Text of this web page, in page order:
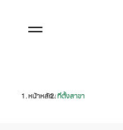
หน้าหลัก/ที่ตั้งสาขา